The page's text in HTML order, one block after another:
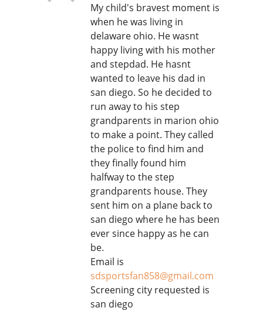
My child's bravest moment is
when he was living in
delaware ohio. He wasnt
happy living with his mother
and stepdad. He hasnt
wanted to leave his dad in
san diego. So he decided to
run away to his step
grandparents in marion ohio
to make a point. They called
the police to find him and
they finally found him
halfway to the step
grandparents house. They
sent him on a plane back to
san diego where he has been
ever since happy as he can
be.
Email is
sdsportsfan858@gmail.com
Screening city requested is
san diego